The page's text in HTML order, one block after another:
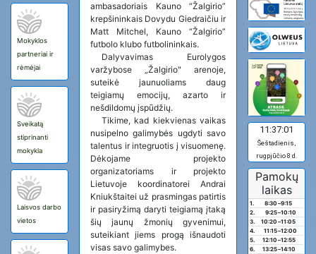
Mokyklos
partneriai ir
rėmėjai
Sveikatą
stiprinanti
mokykla
Laisvos darbo
vietos
ambasadoriais Kauno “Žalgirio”
krepšininkais Dovydu Giedraičiu ir
Matt Mitchel, Kauno “Žalgirio”
futbolo klubo futbolininkais.
Dalyvavimas Eurolygos
varžybose „Žalgirio" arenoje,
suteikė jaunuoliams daug
teigiamų emocijų, azarto ir
nešdildomų įspūdžių.
Tikime, kad kiekvienas vaikas
nusipelno galimybės ugdyti savo
talentus ir integruotis į visuomenę.
Dėkojame projekto
organizatoriams ir projekto
Lietuvoje koordinatorei Andrai
Kniukštaitei už prasmingas patirtis
ir pasiryžimą daryti teigiamą įtaką
šių jaunų žmonių gyvenimui,
suteikiant jiems progą išnaudoti
visas savo galimybes.
11:37:02
Šeštadienis,
rugpjūčio 8 d.
Pamokų
laikas
1. 8:30 –9:15
2.
9:25–10:10
3.
10:20 –11:05
4.
11:15–12:00
5.
12:10 –12:55
6.
13:25–14:10